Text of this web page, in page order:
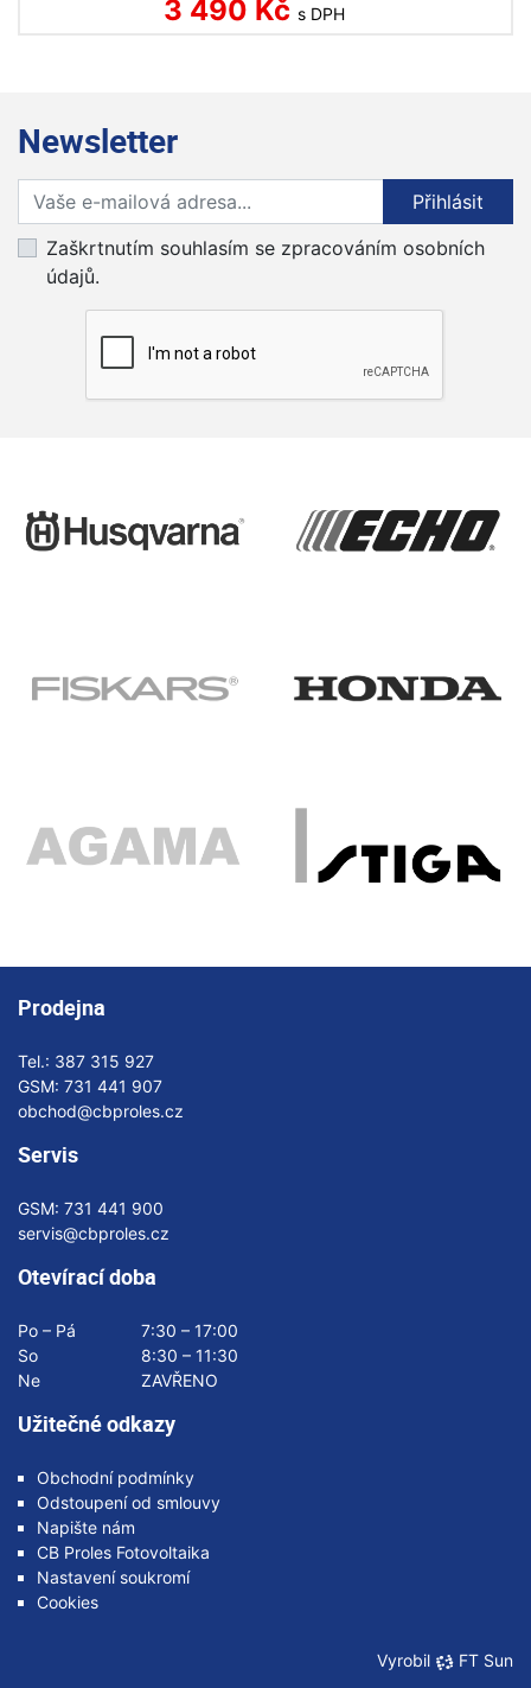
3 490 Kč s DPH
Newsletter
Přihlaste se k odběru novinek
Přihlásit
Zaškrtnutím souhlasím se zpracováním osobních
údajů.
Prodejna
Tel.: 387 315 927
GSM: 731 441 907
obchod@cbproles.cz
Servis
GSM: 731 441 900
servis@cbproles.cz
Otevírací doba
Po – Pá
7:30 – 17:00
So
8:30 – 11:30
Ne
ZAVŘENO
Užitečné odkazy
Obchodní podmínky
Odstoupení od smlouvy
Napište nám
CB Proles Fotovoltaika
Nastavení soukromí
Cookies
Vyrobil FT Sun